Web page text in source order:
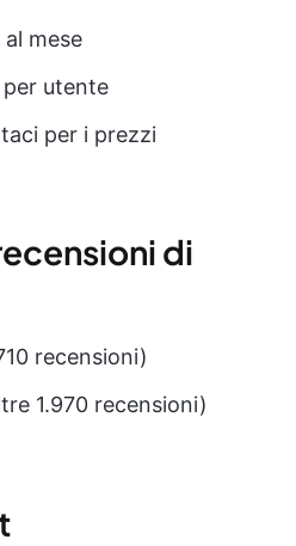
al mese
per utente
per i prezzi
di
recensioni)
1.970 recensioni)